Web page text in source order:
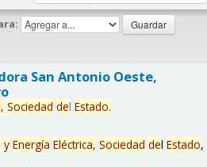
San Antonio Oeste,
Sociedad del Estado.
y Energía Eléctrica, Sociedad del Estado,